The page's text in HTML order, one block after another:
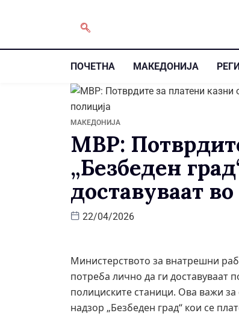
ПОЧЕТНА МАКЕДОНИЈА
МАКЕДОНИЈА
МВР:
„Безбеден
доставуваат
22/04/2026
Министерството за внатрешни
потреба лично да ги доставуваат
полициските станици. Ова важи
надзор „Безбеден град“ кои се